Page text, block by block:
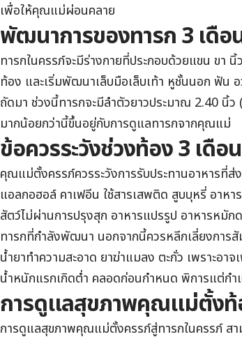
เพื่อให้คุณแม่ผ่อนคลาย
พัฒนาการของทารก 3 เดือ
ทารกในครรภ์จะมีร่างกายที่ประกอบด้วยแขน ขา
ท้อง และเริ่มพัฒนาเล็บมือเล็บเท้า หูชั้นนอก ฟัน อ
ถัดมา ช่วงนี้ทารกจะมีลำตัวยาวประมาณ 2.40 นิ้
มากน้อยกว่านี้ขึ้นอยู่กับการดูแลทารกจากคุณแม่
ข้อควรระวังช่วงท้อง 3 เดือน
คุณแม่ตั้งครรภ์ควรระวังการรับประทานอาหารที่
แอลกอฮอล์ คาเฟอีน ใช้สารเสพติด สูบบุหรี่ อาหา
สัตว์ไม่ผ่านการปรุงสุก อาหารแปรรูป อาหารหมัก
ทารกที่กำลังพัฒนา นอกจากนี้ควรหลีกเลี่ยงการ
น้ำยาทำความสะอาด ยาฆ่าแมลง ตะกั่ว เพราะอ
น้ำหนักแรกเกิดต่ำ คลอดก่อนกำหนด พิการแต่กำ
การดูแลสุขภาพคุณแม่ตั้งท้
การดูแลสุขภาพคุณแม่ตั้งครรภ์สู่ทารกในครรภ์ ส